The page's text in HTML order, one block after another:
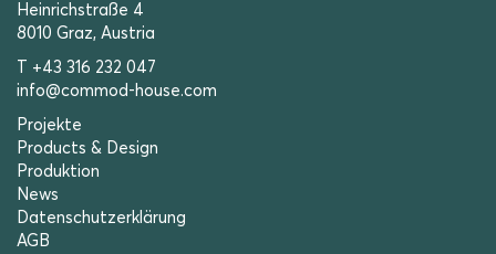
Heinrichstraße 4
8010 Graz, Austria
T +43 316 232 047
info@commod-house.com
Projekte
Products & Design
Produktion
News
Datenschutzerklärung
AGB